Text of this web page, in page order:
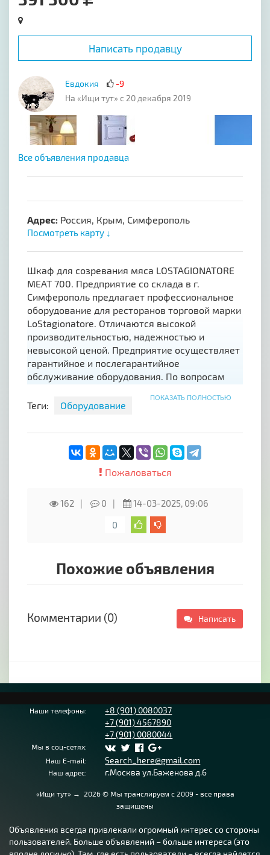
Написать продавцу
Евдокия
-9
На «Ищи тут» с 20 декабря 2019
Все объявления продавца
Адрес: Россия, Крым, Симферополь
Посмотреть карту ↓
Шкаф для созревания мяса LOSTAGIONATORE
MEAT 700. Предприятие со склада в г.
Симферополь предлагает профессиональное
оборудование для ресторанов торговой марки
LoStagionatore. Отличаются высокой
производительностью, надежностью и
невысокой ценой. Предприятие осуществляет
гарантийное и послегарантийное
обслуживание оборудования. По вопросам
менеджером компании.
ПОКАЗАТЬ ПОЛНОСТЬЮ
Теги: Оборудование
Пожаловаться
162 0
14-03-2025, 09:06
0
Похожие объявления
Комментарии (0) Написать
Наши телефоны:
+8 (901) 0080037
+7 (901) 4567890
+7 (901) 0080044
Мы в соц-сетях:
Наш E-mail:
Search_here@gmail.com
Наш адрес: г.Москва ул.Баженова д.6
«Ищи тут» → 2026© Мы транслируем с 2009 - все права
защищены
Объявления всегда привлекали огромный интерес со стороны
пользователей. Больше объявлений – больше интереса (это